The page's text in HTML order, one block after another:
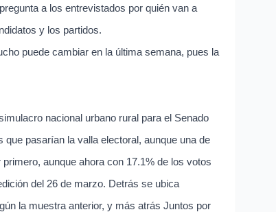
a los entrevistados por quién van a
y los partidos.
puede cambiar en la última semana, pues la
nacional urbano rural para el Senado
pasarían la valla electoral, aunque una de
aunque ahora con 17.1% de los votos
del 26 de marzo. Detrás se ubica
la muestra anterior, y más atrás Juntos por